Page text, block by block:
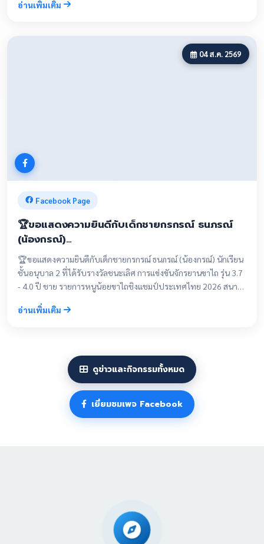
ช่วยให้เราเข้าใจว่าผู้เยี่ยมชมใช้งานเว็บไซต์อย่างไร เพื่อพัฒนา
คุณภาพและประสบการณ์การใช้งาน (Google Analytics)
คุกกี้การตลาด
ใช้สำหรับติดตามพฤติกรรมการเข้าชมเพื่อแสดงเนื้อหาที่เหมาะ
สม และการประชาสัมพันธ์กิจกรรมของโรงเรียน
โรงเรียน
อ่านเพิ่มเติม
04 ส.ค. 2569
Facebook Page
🏆ขอแสดงความยินดีกับเด็กชายกรกรณ์ ธนภรณ์
(น้องกรณ์)…
🏆ขอแสดงความยินดีกับเด็กชายกรกรณ์ ธนภรณ์ (น้องกรณ์) นักเรียน
ชั้นอนุบาล 2 ที่ได้รับรางวัลชนะเลิศ การแข่งขันจักรยานขาไถ รุ่น 3.7
- 4.0 ปี ชาย รายการหนูน้อยขาไถชิงแชมป์ประเทศไทย 2026 สนาม
เทพรัตนราชสุดา ฯ สยามบรมราชกุมารี ณ จังหวัดนครราชสีมา
อ่านเพิ่มเติม
ดูข่าวและกิจกรรมทั้งหมด
เยี่ยมชมเพจ Facebook